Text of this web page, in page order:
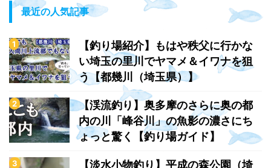
最近の人気記事
【釣り場紹介】もはや秩父に行かな
い埼玉の里川でヤマメ＆イワナを狙
う【都幾川（埼玉県）】
【渓流釣り】奥多摩のさらに奥の都
内の川「峰谷川」の魚影の濃さにち
ょっと驚く【釣り場ガイド】
【淡水小物釣り】平成の森公園（埼